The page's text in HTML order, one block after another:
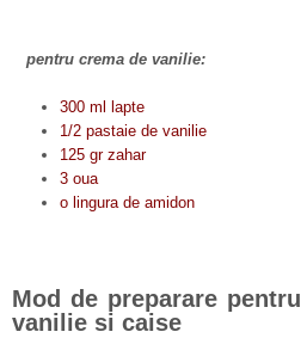
pentru crema de vanilie:
300 ml lapte
1/2 pastaie de vanilie
125 gr zahar
3 oua
o lingura de amidon
Mod de preparare
vanilie si caise